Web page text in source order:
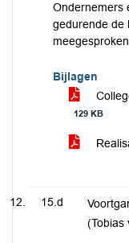
Ondernemers
gedurende de
Bijlagen
129 KB
15.d
(Tobias